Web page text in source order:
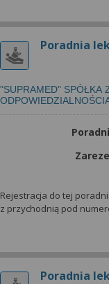
Poradnia
"SUPRAMED" SPÓŁKA
Rejestracja do tej
z przychodnią pod
Poradnia